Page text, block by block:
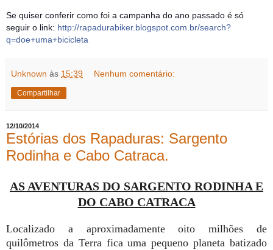
Se quiser conferir como foi a campanha do ano passado é só
seguir o link: http://rapadurabiker.blogspot.com.br/search?
q=doe+uma+bicicleta
Unknown às 15:39 Nenhum comentário:
Compartilhar
12/10/2014
Estórias dos Rapaduras: Sargento
Rodinha e Cabo Catraca.
AS AVENTURAS DO SARGENTO RODINHA E
DO CABO CATRACA
Localizado a aproximadamente oito milhões de
quilômetros da Terra fica uma pequeno planeta batizado